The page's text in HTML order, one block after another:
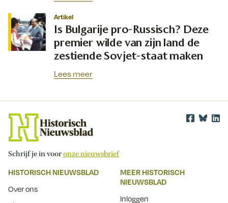
Artikel
Is Bulgarije pro-Russisch? Deze
premier wilde van zijn land de
zestiende Sovjet-staat maken
Lees meer
Schrijf je in vooronze nieuwsbrief
HISTORISCH NIEUWSBLAD
Over ons
MEER HISTORISCH
NIEUWSBLAD
Inloggen